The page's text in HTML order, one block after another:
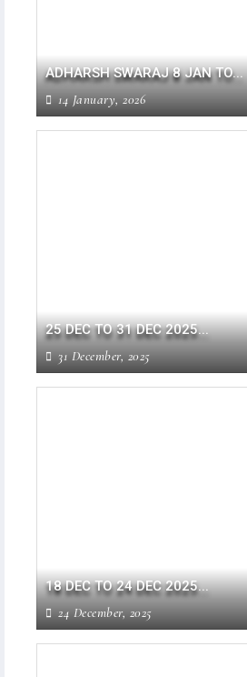
ADHARSH SWARAJ 8 JAN TO...
14 January, 2026
25 DEC TO 31 DEC 2025...
31 December, 2025
18 DEC TO 24 DEC 2025...
24 December, 2025